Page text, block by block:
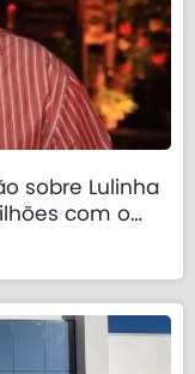
sobre Lulinha
com o